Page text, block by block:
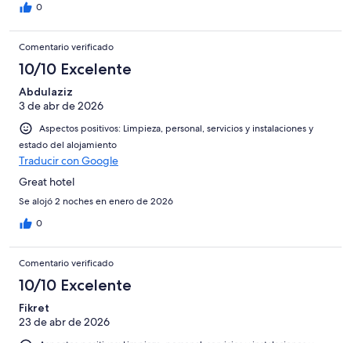
0
Comentario verificado
10/10 Excelente
Abdulaziz
3 de abr de 2026
Aspectos positivos: Limpieza, personal, servicios y instalaciones y
estado del alojamiento
Traducir con Google
Great hotel
Se alojó 2 noches en enero de 2026
0
Comentario verificado
10/10 Excelente
Fikret
23 de abr de 2026